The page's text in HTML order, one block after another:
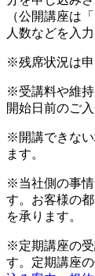
（公開講座は
人数などを入
※残席状況は申
※受講料や維持
開始日前のご
※開講できない
ます。
※当社側の事情
す。お客様の
を承ります。
※定期講座の
す。定期講座